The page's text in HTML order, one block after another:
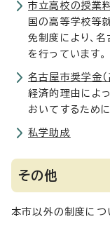
市立高校の授業
国の高等学校等
免制度により、
を行っています。
名古屋市奨学金
経済的理由によ
おいてするため
私学助成
その他
本市以外の制度につ